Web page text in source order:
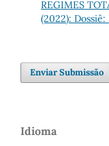
REGIMES
(2022):
Enviar Submissão
Idioma